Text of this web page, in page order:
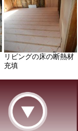
リビングの床の断熱材
充填